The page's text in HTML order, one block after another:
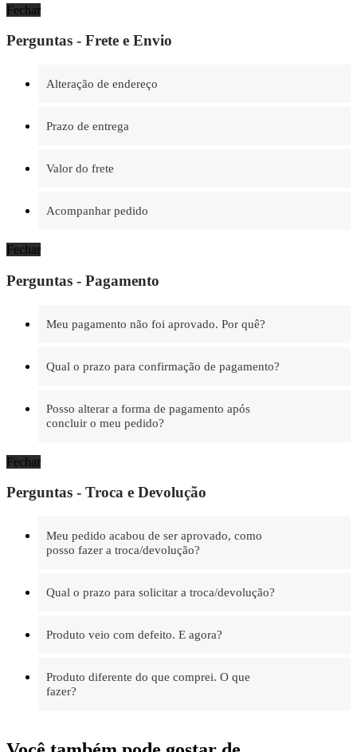
Fechar
Perguntas - Frete e Envio
Alteração de endereço
Prazo de entrega
Valor do frete
Acompanhar pedido
Fechar
Perguntas - Pagamento
Meu pagamento não foi aprovado. Por quê?
Qual o prazo para confirmação de pagamento?
Posso alterar a forma de pagamento após
concluir o meu pedido?
Fechar
Perguntas - Troca e Devolução
Meu pedido acabou de ser aprovado, como
posso fazer a troca/devolução?
Qual o prazo para solicitar a troca/devolução?
Produto veio com defeito. E agora?
Produto diferente do que comprei. O que
fazer?